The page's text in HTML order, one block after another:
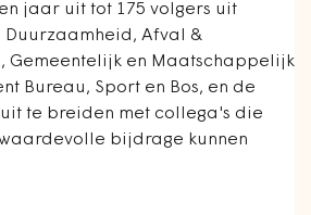
jaar uit tot 175 volgers uit
Duurzaamheid, Afval &
Gemeentelijk en Maatschappelijk
Bureau, Sport en Bos, en de
te breiden met collega's die
bijdrage kunnen